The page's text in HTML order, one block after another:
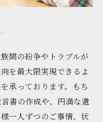
間の紛争やトラブルが
を最大限実現できるよ
承っております。もち
書の作成や、円満な遺
一人ずつのご事情、状